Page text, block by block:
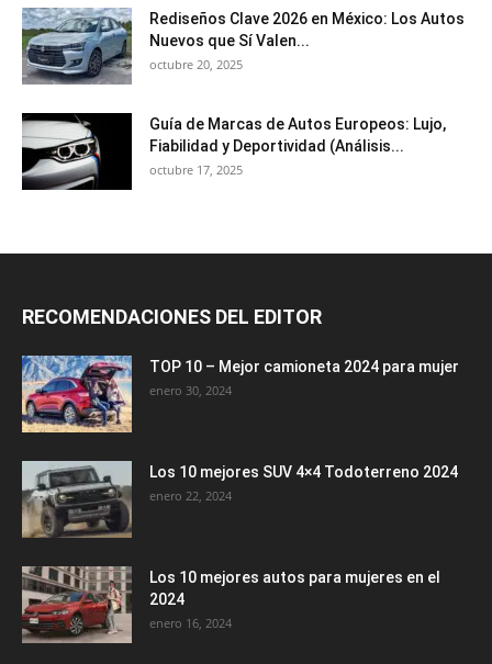
Rediseños Clave 2026 en México: Los Autos
Nuevos que Sí Valen...
octubre 20, 2025
Guía de Marcas de Autos Europeos: Lujo,
Fiabilidad y Deportividad (Análisis...
octubre 17, 2025
RECOMENDACIONES DEL EDITOR
TOP 10 – Mejor camioneta 2024 para mujer
enero 30, 2024
Los 10 mejores SUV 4×4 Todoterreno 2024
enero 22, 2024
Los 10 mejores autos para mujeres en el
2024
enero 16, 2024